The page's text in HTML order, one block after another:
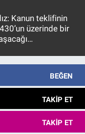
Kanun teklifinin
üzerinde bir
BEĞEN
TAKIP ET
TAKIP ET